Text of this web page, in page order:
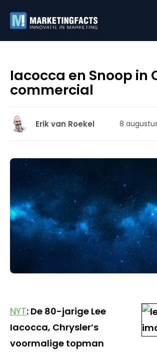
Iacocca en Snoop in
commercial
Erik van Roekel 8
NYT: De 80-jarige Lee
Iacocca, Chrysler’s
voormalige topman